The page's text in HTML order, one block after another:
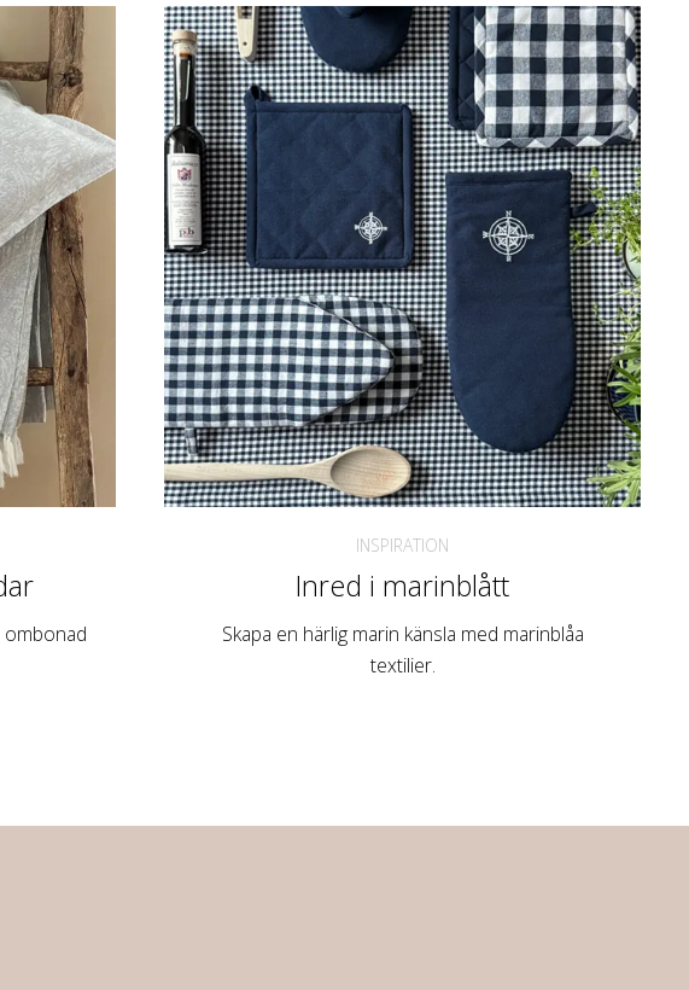
ombonad
INSPIRATION
Inred i marinblått
Skapa en härlig marin känsla med marinblåa
textilier.